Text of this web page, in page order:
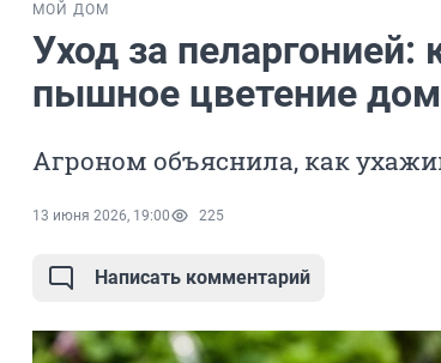
МОЙ ДОМ
Уход за пеларгонией:
пышное цветение
Агроном объяснила, как
13 июня 2026, 19:00 225
Написать комментарий